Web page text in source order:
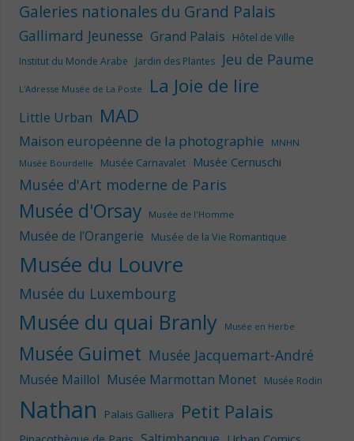
Galeries nationales du Grand Palais
Gallimard Jeunesse Grand Palais Hôtel de Ville
Institut du Monde Arabe Jardin des Plantes Jeu de Paume
L'Adresse Musée de La Poste La Joie de lire
Little Urban MAD
Maison européenne de la photographie
MNHN
Musée Bourdelle
Musée Carnavalet Musée Cernuschi
Musée d'Art moderne de Paris
Musée d'Orsay Musée de l'Homme
Musée de l'Orangerie Musée de la Vie Romantique
Musée du Louvre
Musée du Luxembourg
Musée du quai Branly Musée en Herbe
Musée Guimet Musée Jacquemart-André
Musée Maillol Musée Marmottan Monet Musée Rodin
Nathan Palais Galliera Petit Palais